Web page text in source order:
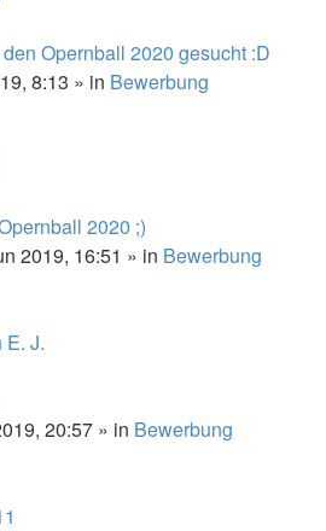
Opernball 2020 gesucht :D
8:13 » in Bewerbung
2020 ;)
2019, 16:51 » in Bewerbung
E. J.
20:57 » in Bewerbung